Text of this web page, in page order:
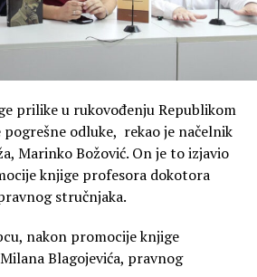
Kada imate odgovornost za
ćemo se“ nije plan, već
prilike u rukovođenju Republikom
pogrešne odluke, rekao je načelnik
Marinko Božović. On je to izjavio
knjige profesora dokotora
stručnjaka.
nakon promocije knjige
Blagojevića, pravnog